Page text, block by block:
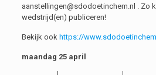
aanstellingen@sdodoetinchem.nl . Zo
wedstrijd(en) publiceren!
Bekijk ook https://
maandag 25 april